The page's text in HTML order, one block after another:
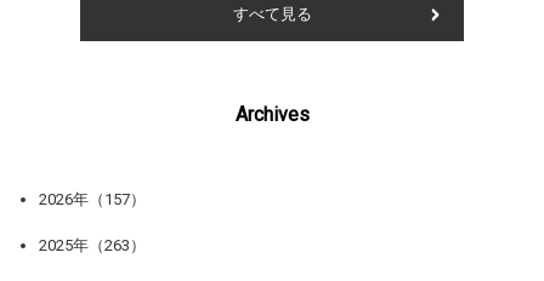
すべて見る
Archives
2026年（157）
2025年（263）